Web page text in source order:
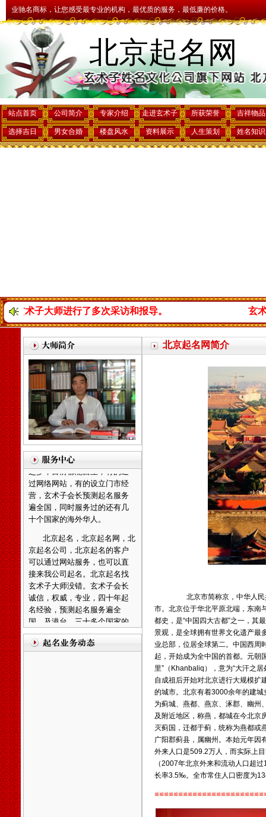
让您感受最专业的机构，最优质的服务，最低廉的价格。
北京起名网
站点首页 公司简介 专家介绍 走进玄术子 所获荣誉 吉祥物品
选择吉日 男女合婚 楼盘风水 资料展示 人生策划 姓名知识
师进行了多次采访和报导。 玄术子大师
天津起名，天津起名
术子先生是国内唯一的以命理
八字为依据的命理起名大师，
是由周易学会主办，是天津唯
一的以八字命理为依据的专业
命理起名网，玄术子大师由80
年代就开始举办周易八字，八
卦及姓名学函授及面授，学会
会员遍布天津全市及周边各省
市，经我们函授及面授的会员
之多，目前都能自立，有的通
过网络网站，有的设立门市经
营， 玄术子会长预测起名服务
遍全国，同时服务过的还有几
十个国家的海外华人。
北京起名，北京起名网，北
可以通过网站服务，也可以直
接来我公司起名。北京起名找
玄术子大师没错。玄术子会长
诚信，权威，专业，四十年起
名经验，预测起名服务遍全
国，及港台，三十多个国家的
海外华人。
廊坊起名，廊坊起名网，廊
坊起名公司，廊坊宝宝起名，
北京起名网简介
北京市简称京 ， 中华人
市。北京位于华北平原北端，东南
都史，是“中国四大古都”之一，其
景观 ，是全球拥有世界文化遗产最
业总部，位居全球第二。中国西周
起，开始成为全中国的首都。元朝
里”（Khanbaliq），意为“大汗之
自成祖后开始对北京进行大规模扩
的城市。北京有着3000余年的建
为蓟城、 燕都、 燕京、 涿郡、 幽州
及附近地区，称燕，都城在今北京
灭蓟国 ，迁都于蓟，统称为燕都或
广阳郡蓟县，属幽州。本始元年因
外来人口是509.2万人，而实际上
（2007年北京外来和流动人口超
长率3.5‰。全市常住人口密度为